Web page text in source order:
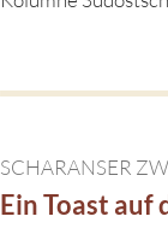
SCHARANSER
Ein Toast auf